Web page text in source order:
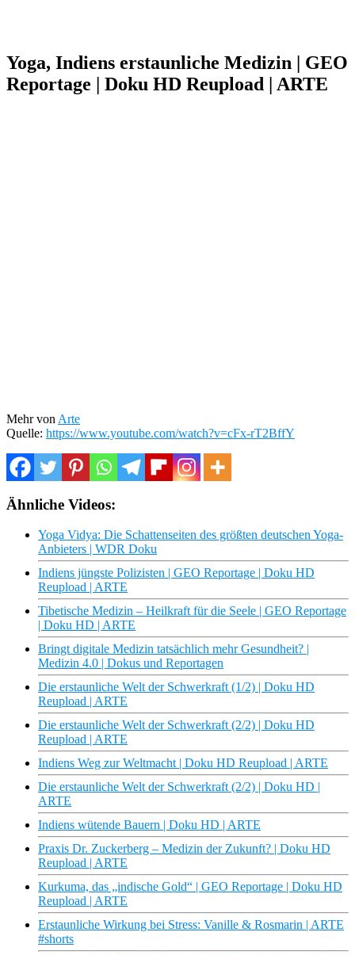
Yoga, Indiens erstaunliche Medizin | GEO
Reportage | Doku HD Reupload | ARTE
Mehr von Arte
Quelle: https://www.youtube.com/watch?v=cFx-rT2BffY
Ähnliche Videos:
Yoga Vidya: Die Schattenseiten des größten deutschen Yoga-
Anbieters | WDR Doku
Indiens jüngste Polizisten | GEO Reportage | Doku HD
Reupload | ARTE
Tibetische Medizin – Heilkraft für die Seele | GEO Reportage
| Doku HD | ARTE
Bringt digitale Medizin tatsächlich mehr Gesundheit? |
Medizin 4.0 | Dokus und Reportagen
Die erstaunliche Welt der Schwerkraft (1/2) | Doku HD
Reupload | ARTE
Die erstaunliche Welt der Schwerkraft (2/2) | Doku HD
Reupload | ARTE
Indiens Weg zur Weltmacht | Doku HD Reupload | ARTE
Die erstaunliche Welt der Schwerkraft (2/2) | Doku HD |
ARTE
Indiens wütende Bauern | Doku HD | ARTE
Praxis Dr. Zuckerberg – Medizin der Zukunft? | Doku HD
Reupload | ARTE
Kurkuma, das „indische Gold“ | GEO Reportage | Doku HD
Reupload | ARTE
Erstaunliche Wirkung bei Stress: Vanille & Rosmarin | ARTE
#shorts